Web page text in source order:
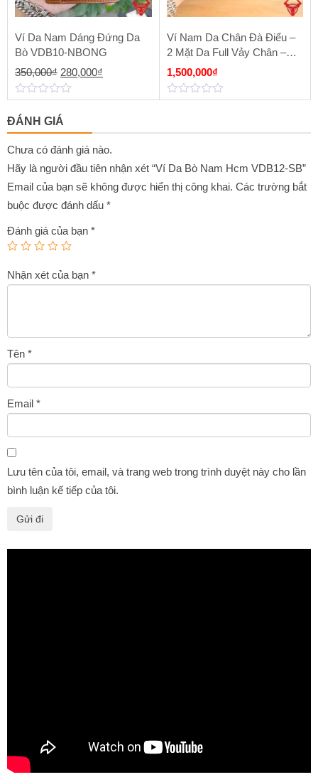
Ví Da Nam Dáng Đứng Da
Bò VDB10-NBONG
350,000₫ Giá
gốc
350,000₫.
280,000₫
280,000₫.
0
out
of
5
Ví Nam Da Chân Đà Điểu –
2 Mặt Da Full Vảy Chân –
Sơn Cạnh VCAD1 Màu Nâu
Đỏ
1,500,000₫
0
5
ĐÁNH GIÁ
Chưa có đánh giá nào.
Hãy là người đầu tiên nhận xét “Ví Da Bò Nam Hcm VDB12-SB”
Email của bạn sẽ không được hiển thị công khai. Các trường bắt
buộc được đánh dấu *
Đánh giá của bạn *
Nhận xét của bạn *
Tên *
Email *
Lưu tên của tôi, email, và trang web trong trình duyệt này cho lần
bình luận kế tiếp của tôi.